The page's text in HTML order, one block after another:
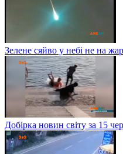
Зелене сяйво у небі не на
Добірка новин світу за 15